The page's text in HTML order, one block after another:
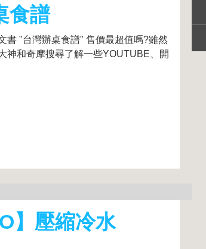
食譜
書 "台灣辦桌食譜" 售價最超值嗎?雖然
神和奇摩搜尋了解一些YOUTUBE、開
】壓縮冷水